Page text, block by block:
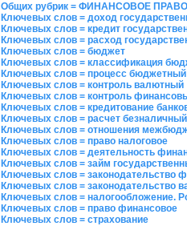
Общих рубрик = ФИНАНСОВОЕ ПРАВО
Ключевых слов = доход
Ключевых слов = кредит
Ключевых слов = расход
Ключевых слов = бюджет
Ключевых слов = классификация
Ключевых слов = процесс бюджетный
Ключевых слов = контроль валютный
Ключевых слов = контроль
Ключевых слов = кредитование
Ключевых слов = расчет безналичный
Ключевых слов = отношения
Ключевых слов = право налоговое
Ключевых слов = деятельность
Ключевых слов = займ
Ключевых слов = законодательство
Ключевых слов = законодательство
Ключевых слов = налогообложение.
Ключевых слов = право финансовое
Ключевых слов = страхование